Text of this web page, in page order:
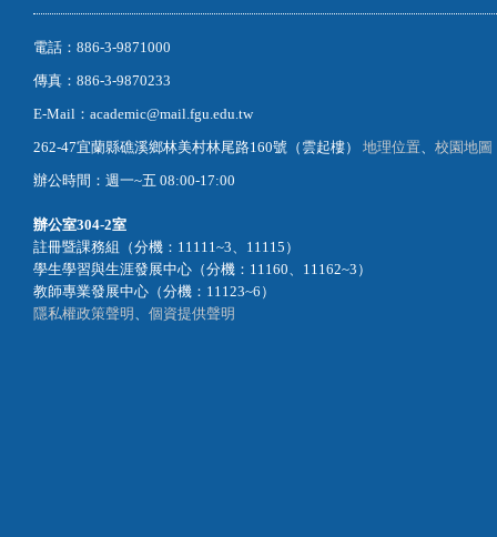
電話：886-3-9871000
傳真：886-3-9870233
E-Mail：academic@mail.fgu.edu.tw
262-47宜蘭縣礁溪鄉林美村林尾路160號（雲起樓） 地理位置
校園地圖
辦公時間：週一~五 08:00-17:00
辦公室304-2室
註冊暨課務組（分機：11111~3、11115）
學生學習與生涯發展中心（分機：11160、11162~3）
教師專業發展中心（分機：11123~6）
隱私權政策聲明
個資提供聲明